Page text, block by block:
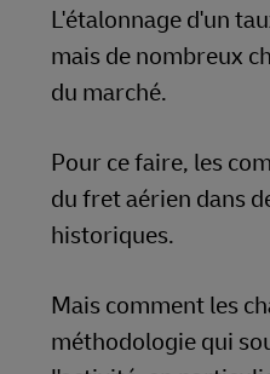
L'étalonnage d'un
mais de nombreux
du marché.
Pour ce faire, les
du fret aérien dans
historiques.
Mais comment les
méthodologie qui